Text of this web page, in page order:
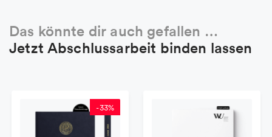
Das könnte dir auch gefallen …
Jetzt Abschlussarbeit binden lassen
-33%